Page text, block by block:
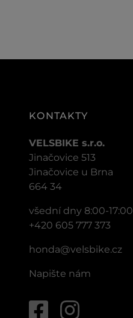
KONTAKTY
VELSBIKE s.r.o.
Jinačovice 513
Jinačovice u Brna
664 34
všední dny 8:00-17:00
+420 605 777 373
honda@velsbike.cz
Napište nám